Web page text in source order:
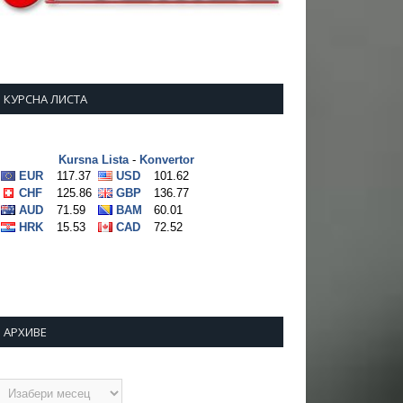
КУРСНА ЛИСТА
АРХИВЕ